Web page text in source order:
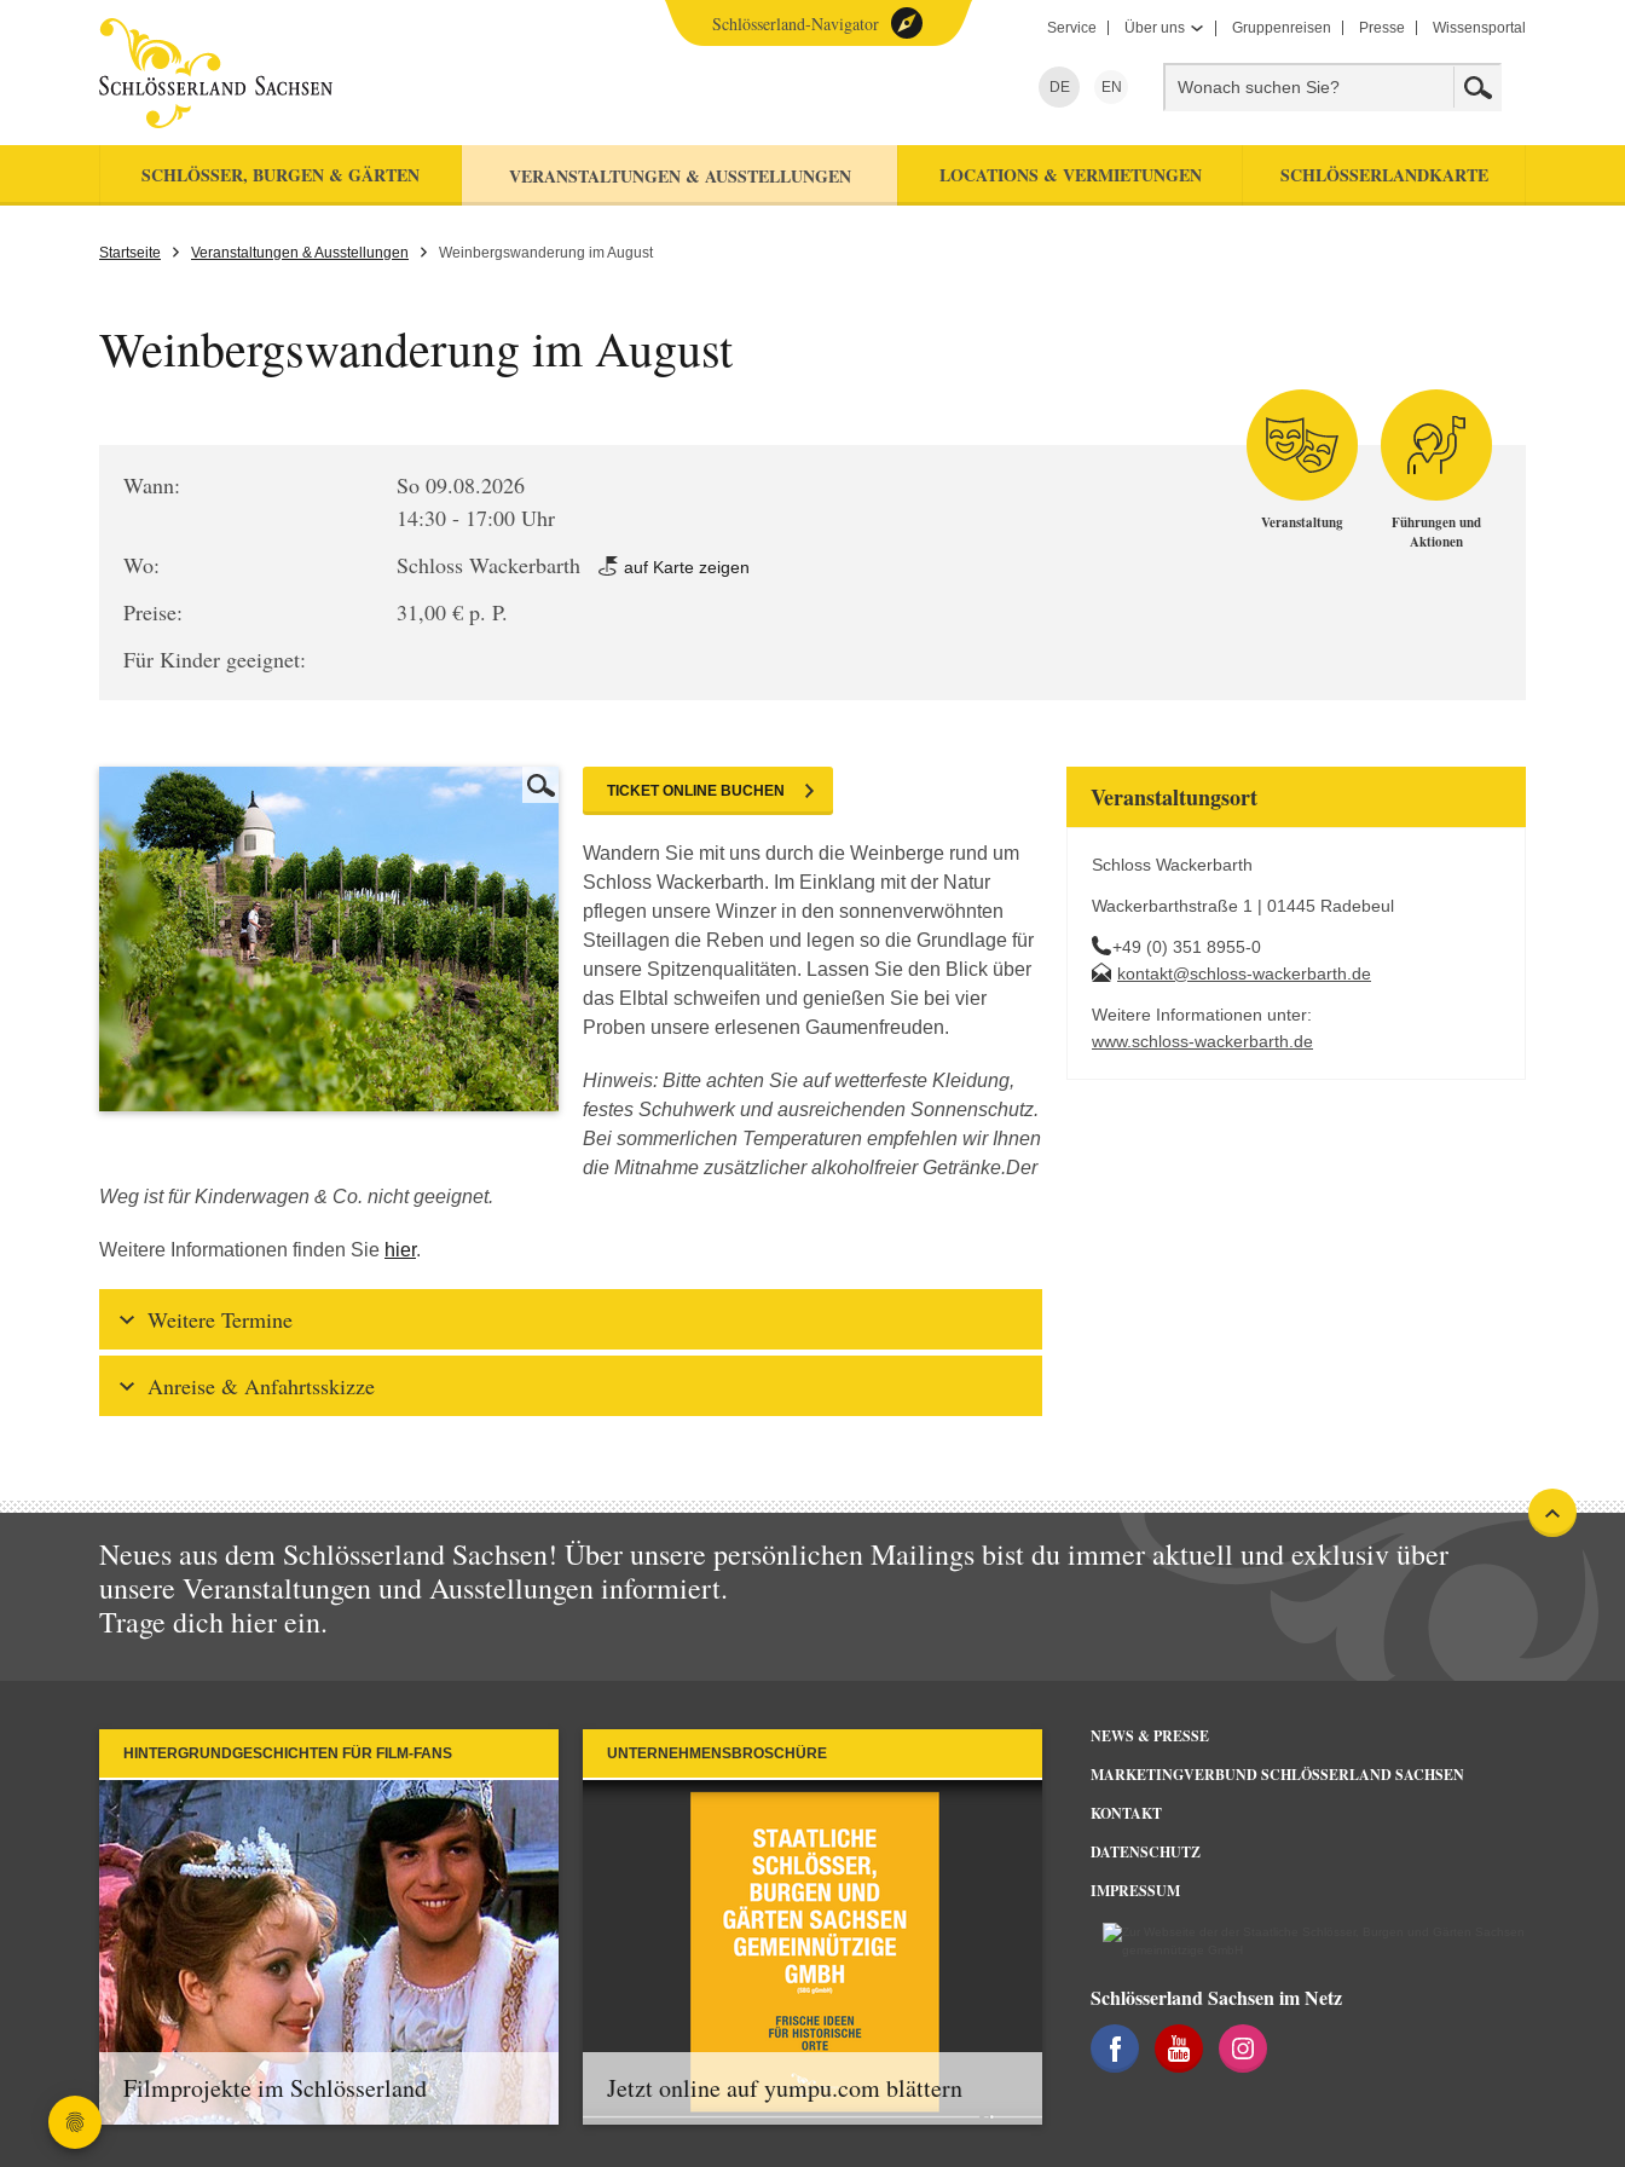
Service Über uns Gruppenreisen Presse Wissensportal
DE EN
SCHLÖSSER, BURGEN & GÄRTEN VERANSTALTUNGEN & AUSSTELLUNGEN LOCATIONS & VERMIETUNGEN SCHLÖSSERLANDKARTE
Schlösserland-Navigator
Startseite Veranstaltungen & Ausstellungen Weinbergswanderung im August
Weinbergswanderung im August
Wann:
So 09.08.2026
14:30 - 17:00 Uhr
Wo:
Schloss Wackerbarth auf Karte zeigen
Preise:
31,00 € p. P.
Für Kinder geeignet:
Veranstaltung
Führungen und
Aktionen
TICKET ONLINE BUCHEN
Wandern Sie mit uns durch die Weinberge rund um
Schloss Wackerbarth. Im Einklang mit der Natur
pflegen unsere Winzer in den sonnenverwöhnten
Steillagen die Reben und legen so die Grundlage für
unsere Spitzenqualitäten. Lassen Sie den Blick über
das Elbtal schweifen und genießen Sie bei vier
Proben unsere erlesenen Gaumenfreuden.
Hinweis: Bitte achten Sie auf wetterfeste Kleidung,
festes Schuhwerk und ausreichenden Sonnenschutz.
Bei sommerlichen Temperaturen empfehlen wir Ihnen
die Mitnahme zusätzlicher alkoholfreier Getränke.Der
Weg ist für Kinderwagen & Co. nicht geeignet.
Weitere Informationen finden Sie hier.
Weitere Termine
Anreise & Anfahrtsskizze
Veranstaltungsort
Schloss Wackerbarth
Wackerbarthstraße 1 | 01445 Radebeul
+49 (0) 351 8955-0
kontakt@schloss-wackerbarth.de
Weitere Informationen unter:
www.schloss-wackerbarth.de
Neues aus dem Schlösserland Sachsen! Über unsere persönlichen Mailings bist du immer aktuell und exklusiv über
unsere Veranstaltungen und Ausstellungen informiert.
Trage dich hier ein.
HINTERGRUNDGESCHICHTEN FÜR FILM-FANS
Filmprojekte im Schlösserland
UNTERNEHMENSBROSCHÜRE
Jetzt online auf yumpu.com blättern
NEWS & PRESSE
MARKETINGVERBUND SCHLÖSSERLAND SACHSEN
KONTAKT
DATENSCHUTZ
IMPRESSUM
Schlösserland Sachsen im Netz